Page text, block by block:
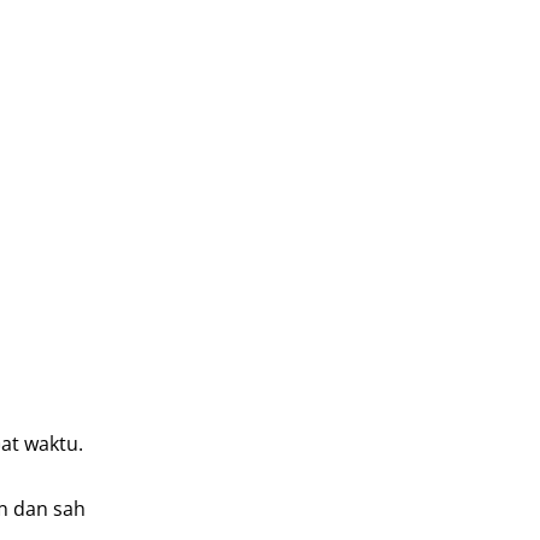
waktu.
dan sah